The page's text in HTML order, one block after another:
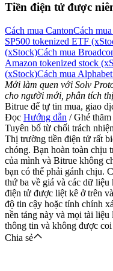
Tiền điện tử được
Cách mua CantonCách
SP500 tokenized ETF
(xStock)Cách mua
Amazon tokenized stock
(xStock)Cách mua
Mới làm quen với Solv
cho người mới, phân tích
Bitrue để tự tin mua, giao
Đọc Hướng dẫn / Ghé thăm
Tuyên bố từ chối trách
Thị trường tiền điện tử rất
chóng. Bạn hoàn toàn chịu
của mình và Bitrue không
bạn có thể phải gánh chịu.
thứ ba về giá và các dữ
điện tử được liệt kê ở trên
độ tin cậy hoặc tính chính
nền tảng này và mọi tài
thông tin và không được
Chia sẻ